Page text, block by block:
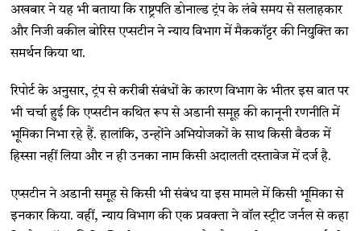
अखबार ने यह भी बताया कि राष्ट्रपति डोनाल्ड ट्रंप के लंबे समय से सलाहकार
और निजी वकील बोरिस एप्सटीन ने न्याय विभाग में मैककॉट्टर की नियुक्ति का
समर्थन किया था.
रिपोर्ट के अनुसार, ट्रंप से करीबी संबंधों के कारण विभाग के भीतर इस बात पर
भी चर्चा हुई कि एप्सटीन कथित रूप से अडानी समूह की कानूनी रणनीति में
भूमिका निभा रहे हैं. हालांकि, उन्होंने अभियोजकों के साथ किसी बैठक में
हिस्सा नहीं लिया और न ही उनका नाम किसी अदालती दस्तावेज में दर्ज है.
एप्सटीन ने अडानी समूह से किसी भी संबंध या इस मामले में किसी भूमिका से
इनकार किया. वहीं, न्याय विभाग की एक प्रवक्ता ने वॉल स्ट्रीट जर्नल से कहा